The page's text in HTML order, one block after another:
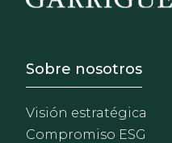
Footer -
Sobre nosotros
Visión estratégica
Compromiso ESG